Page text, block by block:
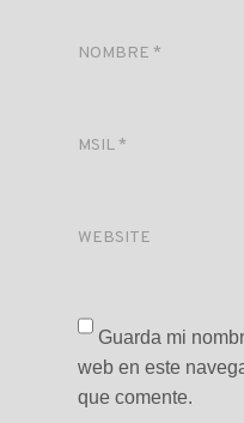
NOMBRE *
MSIL *
WEBSITE
Guarda mi
web en este
que comente.